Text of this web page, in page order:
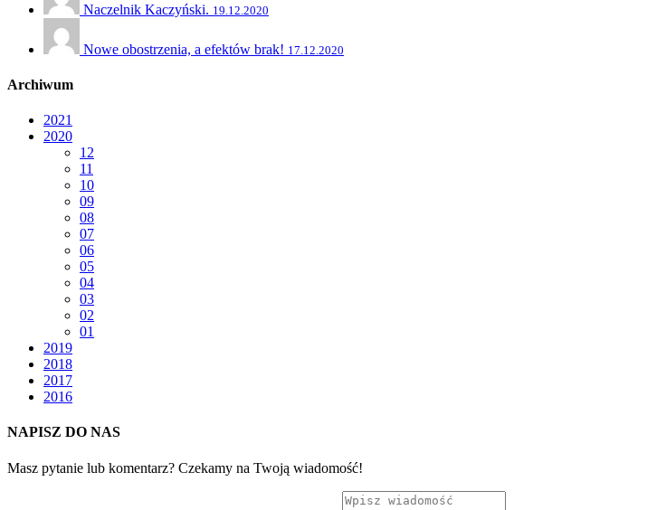
Naczelnik Kaczyński. 19.12.2020
Nowe obostrzenia, a efektów brak! 17.12.2020
Archiwum
2021
2020
12
11
10
09
08
07
06
05
04
03
02
01
2019
2018
2017
2016
NAPISZ DO NAS
Masz pytanie lub komentarz? Czekamy na Twoją wiadomość!